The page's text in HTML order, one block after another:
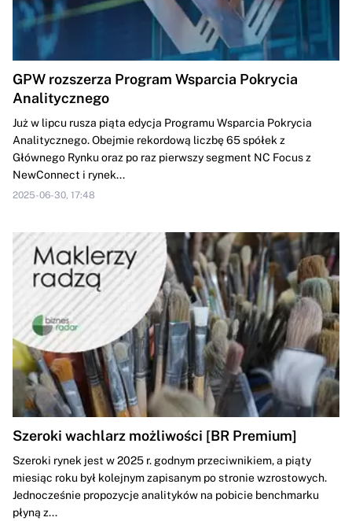
GPW rozszerza Program Wsparcia Pokrycia
Analitycznego
Już w lipcu rusza piąta edycja Programu Wsparcia Pokrycia
Analitycznego. Obejmie rekordową liczbę 65 spółek z
Głównego Rynku oraz po raz pierwszy segment NC Focus z
NewConnect i rynek...
2025-06-30, 17:48
Szeroki wachlarz możliwości [BR Premium]
Szeroki rynek jest w 2025 r. godnym przeciwnikiem, a piąty
miesiąc roku był kolejnym zapisanym po stronie wzrostowych.
Jednocześnie propozycje analityków na pobicie benchmarku
płyną z...